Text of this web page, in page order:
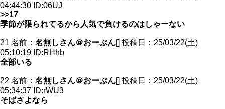
04:44:30 ID:06UJ
>>17
季節が限られてるから人気で負けるのはしゃーない
21 名前： 名無しさん＠おーぷん[] 投稿日：25/03/22(土)
05:10:19 ID:RHhb
全部いる
22 名前： 名無しさん＠おーぷん[] 投稿日：25/03/22(土)
05:34:37 ID:rWU3
そばさよなら